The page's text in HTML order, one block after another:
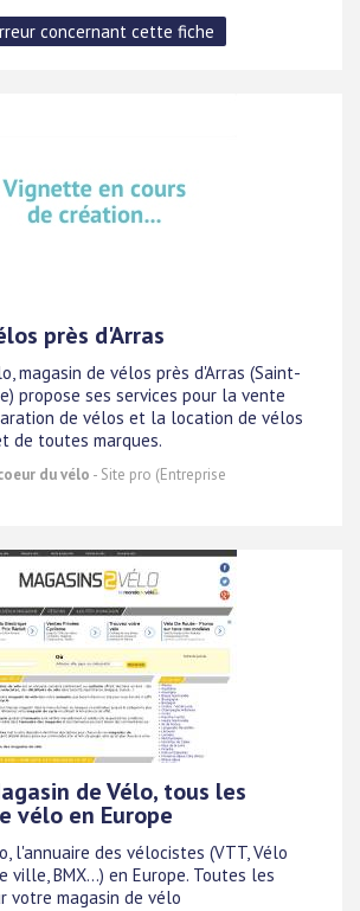
près d'Arras
magasin de vélos près d'Arras (Saint-
propose ses services pour la vente
de vélos et la location de vélos
de toutes marques.
du vélo - Site pro (Entreprise
de Vélo, tous les
vélo en Europe
l'annuaire des vélocistes (VTT, Vélo
ville, BMX...) en Europe. Toutes les
votre magasin de vélo